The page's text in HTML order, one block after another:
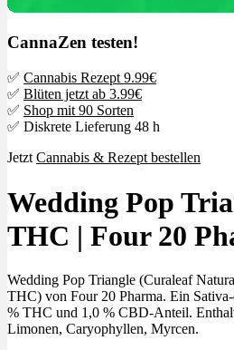
CannaZen testen!
✅ Cannabis Rezept 9.99€
✅ Blüten jetzt ab 3.99€
✅ Shop mit 90 Sorten
✅ Diskrete Lieferung 48 h
Jetzt Cannabis & Rezept bestellen
Wedding Pop
THC | Four 20
Wedding Pop Triangle (Curaleaf
THC) von Four 20 Pharma. Ein
% THC und 1,0 % CBD-Anteil.
Limonen, Caryophyllen, Myrcen.